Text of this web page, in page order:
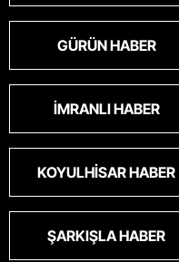
GÜRÜN HABER
İMRANLI HABER
KOYULHISAR HABER
ŞARKIŞLA HABER